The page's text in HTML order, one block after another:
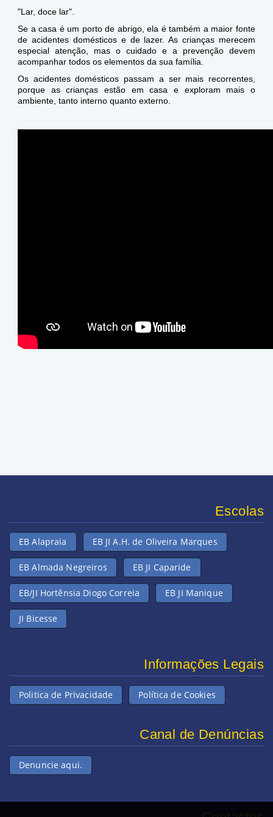
"Lar, doce lar".
Se a casa é um porto de abrigo, ela é também a maior fonte
de acidentes domésticos e de lazer. As crianças merecem
especial atenção, mas o cuidado e a prevenção devem
acompanhar todos os elementos da sua família.
Os acidentes domésticos passam a ser mais recorrentes,
porque as crianças estão em casa e exploram mais o
ambiente, tanto interno quanto externo.
Escolas
EB Alapraia EB JI A.H. de Oliveira Marques
EB Almada Negreiros EB JI Caparide
EB/JI Hortênsia Diogo Correia EB JI Manique
JI Bicesse
Informações Legais
Politica de Privacidade Política de Cookies
Canal de Denúncias
Denuncie aqui.